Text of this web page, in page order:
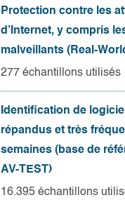
Protection contre les
d’Internet, y compris
malveillants (Real-
277 échantillons utilisés
Identification de
répandus et très
semaines (base de
AV-TEST)
16.395 échantillons